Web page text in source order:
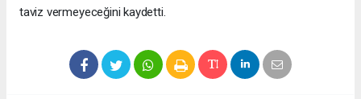
taviz vermeyeceğini kaydetti.